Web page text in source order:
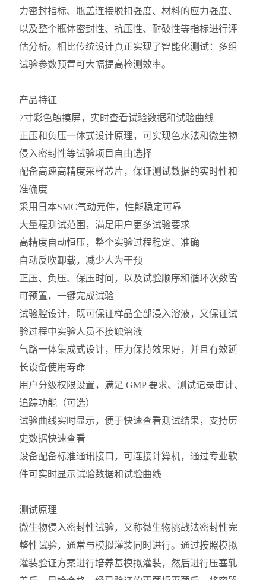
力密封指标、瓶盖连接脱扣强度、材料的应力强度、
以及整个瓶体密封性、抗压性、耐破性等指标进行评
估分析。相比传统设计真正实现了智能化测试：多组
试验参数预置可大幅提高检测效率。
产品特征
7寸彩色触摸屏，实时查看试验数据和试验曲线
正压和负压一体式设计原理，可实现色水法和微生物
侵入密封性等试验项目自由选择
配备高速高精度采样芯片，保证测试数据的实时性和
准确度
采用日本SMC气动元件，性能稳定可靠
大量程测试范围，满足用户更多试验要求
高精度自动恒压，整个实验过程稳定、准确
自动反吹卸载，减少人为干预
正压、负压、保压时间，以及试验顺序和循环次数皆
可预置，一键完成试验
试验腔设计，既可保证样品全部浸入溶液，又保证试
验过程中实验人员不接触溶液
气路一体集成式设计，压力保持效果好，并且有效延
长设备使用寿命
用户分级权限设置，满足 GMP 要求、测试记录审计、
追踪功能（可选）
试验曲线实时显示，便于快速查看测试结果，支持历
史数据快速查看
设备配备标准通讯接口，可连接计算机，通过专业软
件可实时显示试验数据和试验曲线
测试原理
微生物侵入密封性试验，又称微生物挑战法密封性完
整性试验，通常与模拟灌装同时进行。通过按照模拟
灌装验证方案进行培养基模拟灌装，然后进行压塞轧